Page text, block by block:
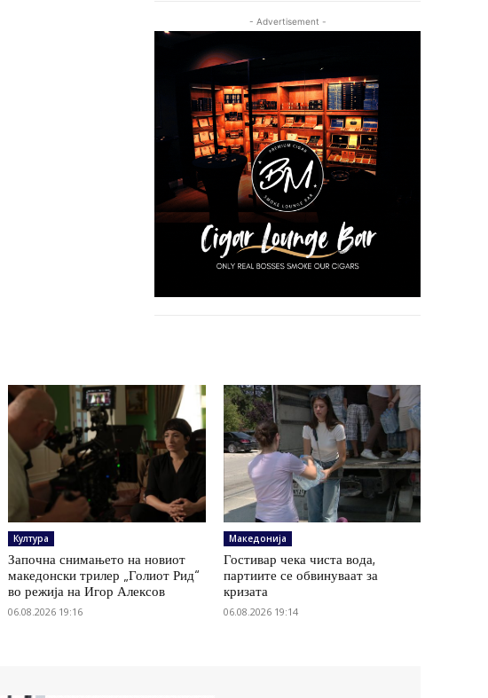
- Advertisement -
Култура
Започна снимањето на новиот
македонски трилер „Голиот Рид“
во режија на Игор Алексов
06.08.2026 19:16
Македонија
Гостивар чека чиста вода,
партиите се обвинуваат за
кризата
06.08.2026 19:14